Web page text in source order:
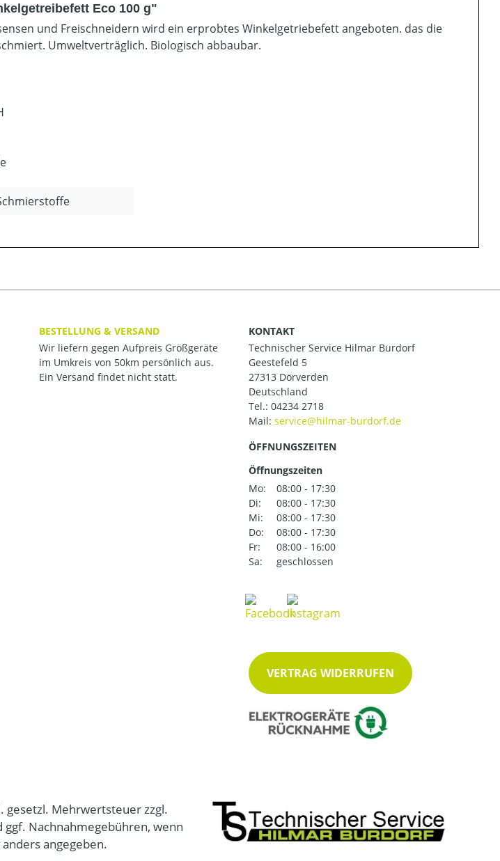
Eco 100 g"
und Freischneidern wird ein erprobtes Winkelgetriebefett angeboten. das die
Umweltverträglich. Biologisch abbaubar.
BESTELLUNG & VERSAND
Wir liefern gegen Aufpreis Größgeräte
im Umkreis von 50km persönlich aus.
Ein Versand findet nicht statt.
KONTAKT
Technischer Service Hilmar Burdorf
Geestefeld 5
27313 Dörverden
Deutschland
Tel.: 04234 2718
Mail:
ÖFFNUNGSZEITEN
Öffnungszeiten
Mo:
08:00 - 17:30
Di:
08:00 - 17:30
Mi:
08:00 - 17:30
Do:
08:00 - 17:30
Fr:
08:00 - 16:00
Sa:
geschlossen
VERTRAG WIDERRUFEN
gesetzl. Mehrwertsteuer zzgl.
ggf. Nachnahmegebühren, wenn
angegeben.